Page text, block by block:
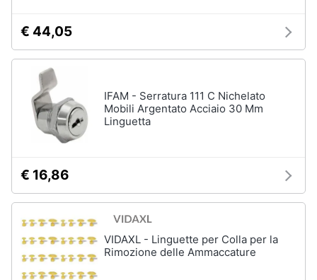
€ 44,05
IFAM - Serratura 111 C Nichelato
Mobili Argentato Acciaio 30 Mm
Linguetta
€ 16,86
VIDAXL - Linguette per Colla per la
Rimozione delle Ammaccature